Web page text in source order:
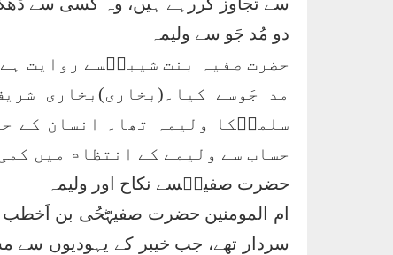
دو مُد جَو سے ولیمہ
حضرت صفیہ بنت شیبہؓسے روایت
مد جَوسے کیا۔(بخاری)بخاری
سلمہؓکا ولیمہ تھا۔ انسان کے
حساب سے ولیمے کے انتظام میں
حضرت صفیہؓسے نکاح اور ولیمہ
ام المومنین حضرت صفیہؓحُی بن اَخطب
سردار تھے، جب خیبر کے یہودیوں سے